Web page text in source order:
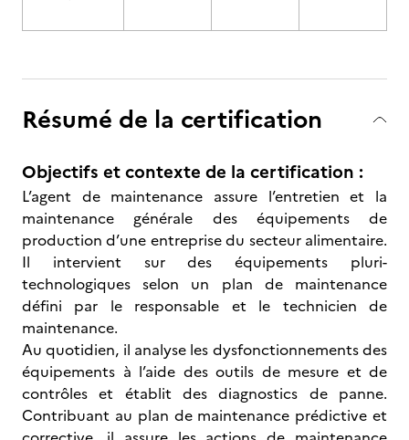
Résumé de la certification
Objectifs et contexte de la certification :
L’agent de maintenance assure l’entretien et la
maintenance générale des équipements de
production d’une entreprise du secteur alimentaire.
Il intervient sur des équipements pluri-
technologiques selon un plan de maintenance
défini par le responsable et le technicien de
maintenance.
Au quotidien, il analyse les dysfonctionnements des
équipements à l’aide des outils de mesure et de
contrôles et établit des diagnostics de panne.
Contribuant au plan de maintenance prédictive et